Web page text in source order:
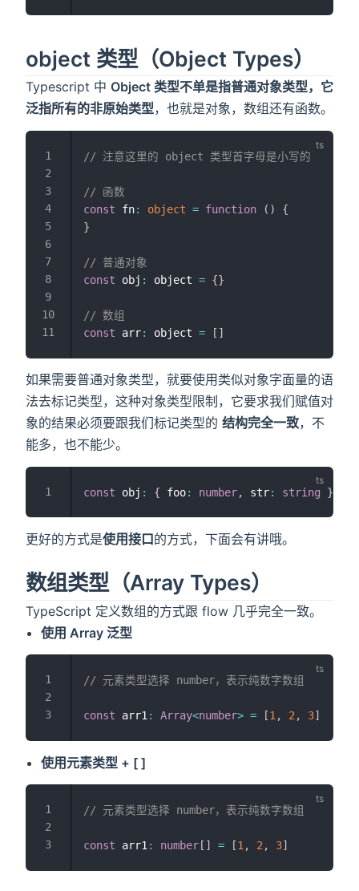
object 类型（Object Types）
Typescript 中 Object 类型不单是指普通对象类型，它
泛指所有的非原始类型，也就是对象，数组还有函数。
// 注意这里的 object 类型首字母是小写的
// 函数
const fn: object = function ( )
{
}
// 普通对象
const obj : object = {}
// 数组
const arr: object = [ ]
如果需要普通对象类型，就要使用类似对象字面量的语
法去标记类型，这种对象类型限制，它要求我们赋值对
象的结果必须要跟我们标记类型的 结构完全一致，不
能多，也不能少。
const obj : { foo: number, str: string }
更好的方式是使用接口的方式，下面会有讲哦。
数组类型（Array Types）
TypeScript 定义数组的方式跟 flow 几乎完全一致。
使用 Array 泛型
// 元素类型选择 number，表示纯数字数组
const arr1: Array<number> = [1, 2, 3]
使用元素类型 + [ ]
// 元素类型选择 number，表示纯数字数组
const arr1 : number [ ] = [1 , 2 , 3]